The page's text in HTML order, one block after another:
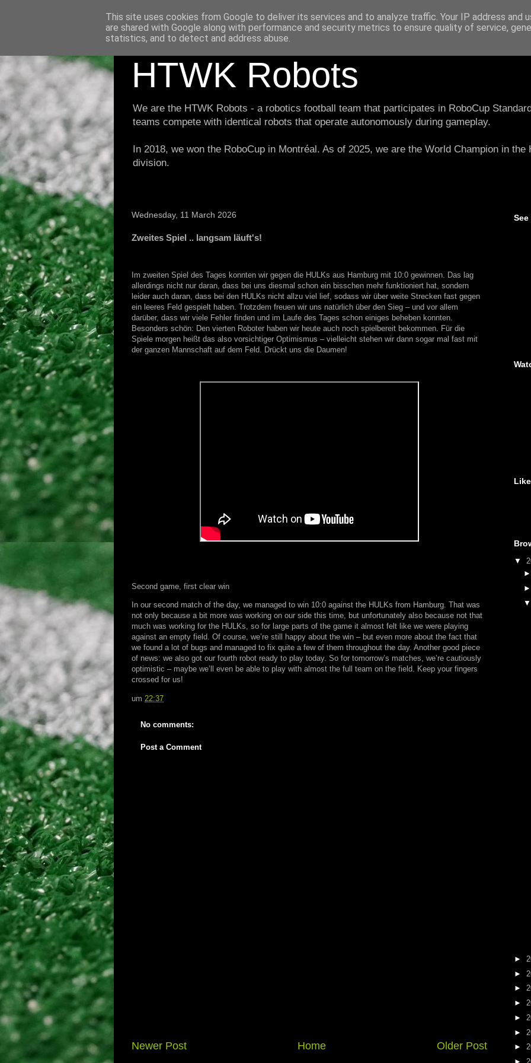
HTWK Robots
We are the HTWK Robots - a robotics football team that participates in RoboCup
teams compete with identical robots that operate autonomously during gameplay.
In 2018, we won the RoboCup in Montréal. As of 2025, we are the World Champion in the
division.
Wednesday, 11 March 2026
Zweites Spiel .. langsam läuft's!
Im zweiten Spiel des Tages konnten wir gegen die HULKs aus Hamburg mit 10:0 gewinnen. Das lag
allerdings nicht nur daran, dass bei uns diesmal schon ein bisschen mehr funktioniert hat, sondern
leider auch daran, dass bei den HULKs nicht allzu viel lief, sodass wir über weite Strecken fast gegen
ein leeres Feld gespielt haben. Trotzdem freuen wir uns natürlich über den Sieg – und vor allem
darüber, dass wir viele Fehler finden und im Laufe des Tages schon einiges beheben konnten.
Besonders schön: Den vierten Roboter haben wir heute auch noch spielbereit bekommen. Für die
Spiele morgen heißt das also vorsichtiger Optimismus – vielleicht stehen wir dann sogar mal fast mit
der ganzen Mannschaft auf dem Feld. Drückt uns die Daumen!
Second game, first clear win
In our second match of the day, we managed to win 10:0 against the HULKs from Hamburg. That was
not only because a bit more was working on our side this time, but unfortunately also because not that
much was working for the HULKs, so for large parts of the game it almost felt like we were playing
against an empty field. Of course, we’re still happy about the win – but even more about the fact that
we found a lot of bugs and managed to fix quite a few of them throughout the day. Another good piece
of news: we also got our fourth robot ready to play today. So for tomorrow’s matches, we’re cautiously
optimistic – maybe we’ll even be able to play with almost the full team on the field. Keep your fingers
crossed for us!
um 22:37
No comments:
Post a Comment
Newer Post Older Post
Home
▼
►
►
►
►
►
►
►
This site uses cookies from Google to deliver its services and to analyze traffic. Your IP address and
are shared with Google along with performance and security metrics to ensure quality of service,
statistics, and to detect and address abuse.